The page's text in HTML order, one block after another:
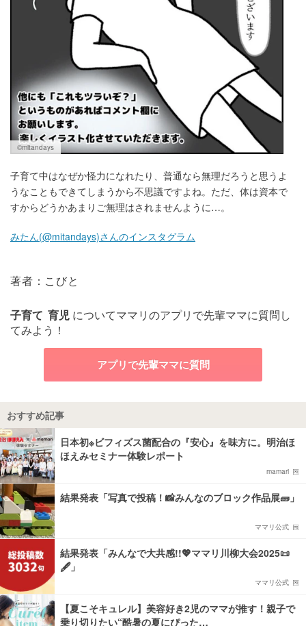
©︎mitandays
子育て中はなぜか怪力になれたり、普通なら無理だろうと思うよ
うなこともできてしまうから不思議ですよね。ただ、体は資本で
すからどうかあまりご無理はされませんように…。
みたん(@mitandays)さんのインスタグラム
著者：こびと
子育て 育児 についてママリのアプリで先輩ママに質問し
てみよう！
アプリで先輩ママに質問
おすすめ記事
日本初※ビフィズス菌配合の『安心』を味方に。明治ほ
ほえみセミナー体験レポート
mamari
結果発表「写真で投稿！📸みんなのブロック作品展🧱」
ママリ公式
結果発表「みんなで大共感!!💖ママリ川柳大会2025📜
🖋️」
ママリ公式
【夏こそキュレル】美容好き2児のママが推す！親子で
乗り切りたい“酷暑の夏にぴった…